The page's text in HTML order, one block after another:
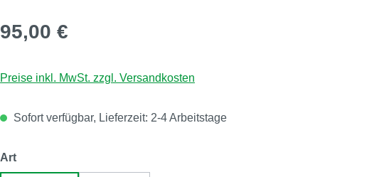
Regulärer Preis:
95,00 €
Preise inkl. MwSt. zzgl. Versandkosten
Sofort verfügbar, Lieferzeit: 2-4 Arbeitstage
Artauswählen